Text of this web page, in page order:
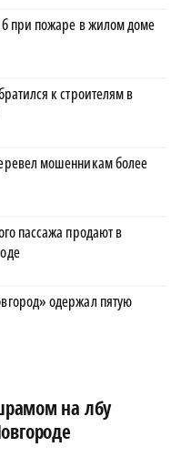
при пожаре в жилом доме
к строителям в
мошенникам более
пассажа продают в
одержал пятую
на лбу